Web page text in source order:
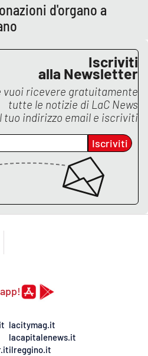
d'organo a
Iscriviti
alla Newsletter
vuoi ricevere gratuitamente
tutte le notizie di LaC News
tuo indirizzo email e iscriviti
Iscriviti
lacitymag.it
lacapitalenews.it
ilreggino.it